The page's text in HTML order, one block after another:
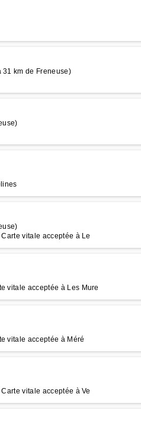
km de Freneuse)
vitale acceptée à Le
vitale acceptée à Les Mure
vitale acceptée à Méré
vitale acceptée à Ve